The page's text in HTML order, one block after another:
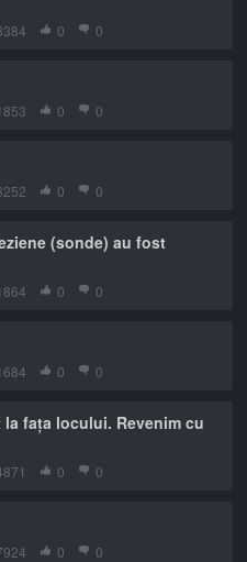
0 0
0 0
0 0
(sonde) au fost
0 0
0 0
fața locului. Revenim cu
0 0
0 0